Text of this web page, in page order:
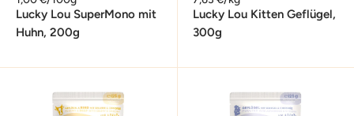
Lucky Lou SuperMono mit
Huhn, 200g
Lucky Lou Kitten Geflügel,
300g